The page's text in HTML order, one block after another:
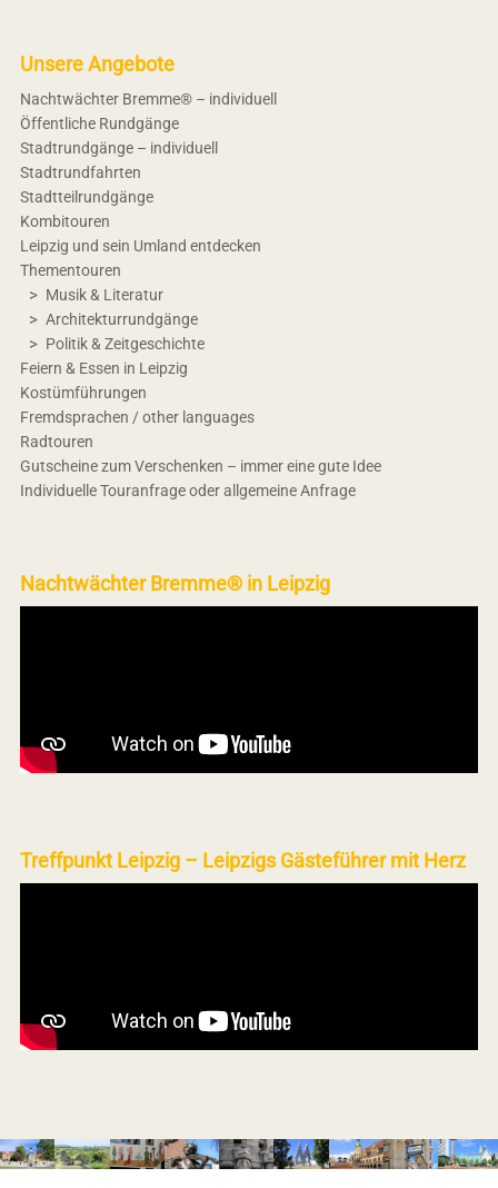
Unsere Angebote
Nachtwächter Bremme® – individuell
Öffentliche Rundgänge
Stadtrundgänge – individuell
Stadtrundfahrten
Stadtteilrundgänge
Kombitouren
Leipzig und sein Umland entdecken
Thementouren
Musik & Literatur
Architekturrundgänge
Politik & Zeitgeschichte
Feiern & Essen in Leipzig
Kostümführungen
Fremdsprachen / other languages
Radtouren
Gutscheine zum Verschenken – immer eine gute Idee
Individuelle Touranfrage oder allgemeine Anfrage
Nachtwächter Bremme® in Leipzig
Treffpunkt Leipzig – Leipzigs Gästeführer mit Herz